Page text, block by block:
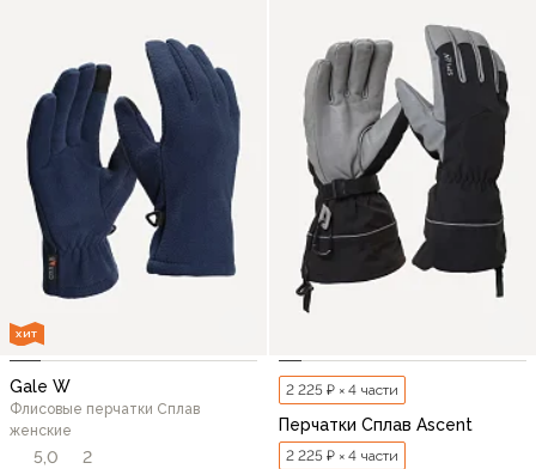
ХИТ
Gale W
Флисовые перчатки Сплав
женские
5,0
2
2 225 ₽ × 4 части
Перчатки Сплав Ascent
2 225 ₽ × 4 части